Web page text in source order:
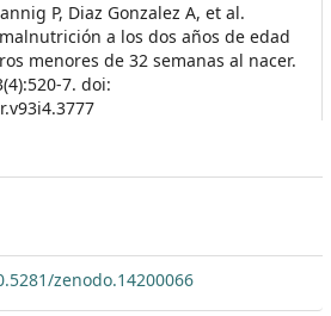
P, Diaz Gonzalez A, et al.
a los dos años de edad
menores de 32 semanas al nacer.
7. doi:
zenodo.14200066